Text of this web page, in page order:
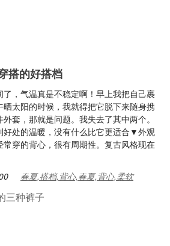
搭的好搭档
，气温真是不稳定啊！早上我把自己裹
太阳的时候，我就得把它脱下来随身携
套，那就是问题。我失去了其中两个。
好处的温暖，没有什么比它更适合▼外观
穿的背心，很有周期性。复古风格现在
春夏,搭档,背心,春夏,背心,柔软